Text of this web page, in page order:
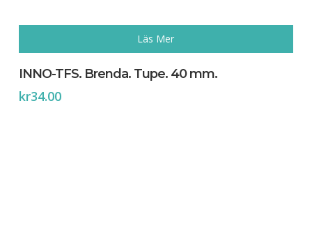
Läs Mer
INNO-TFS. Brenda. Tupe. 40 mm.
kr34.00